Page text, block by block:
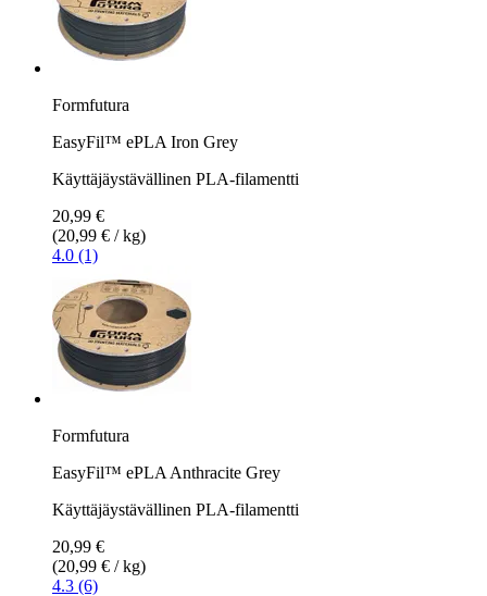
Formfutura
EasyFil™ ePLA Iron Grey
Käyttäjäystävällinen PLA-filamentti
20,99 €
(20,99 € / kg)
4.0 (1)
Formfutura
EasyFil™ ePLA Anthracite Grey
Käyttäjäystävällinen PLA-filamentti
20,99 €
(20,99 € / kg)
4.3 (6)